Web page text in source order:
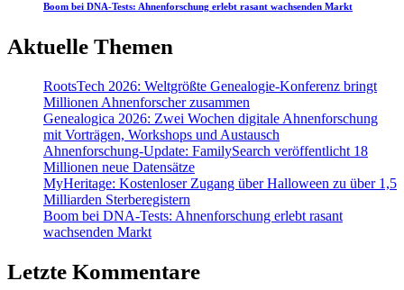
Boom bei DNA-Tests: Ahnenforschung erlebt rasant wachsenden Markt
Aktuelle Themen
RootsTech 2026: Weltgrößte Genealogie-Konferenz bringt
Millionen Ahnenforscher zusammen
Genealogica 2026: Zwei Wochen digitale Ahnenforschung
mit Vorträgen, Workshops und Austausch
Ahnenforschung-Update: FamilySearch veröffentlicht 18
Millionen neue Datensätze
MyHeritage: Kostenloser Zugang über Halloween zu über 1,5
Milliarden Sterberegistern
Boom bei DNA-Tests: Ahnenforschung erlebt rasant
wachsenden Markt
Letzte Kommentare